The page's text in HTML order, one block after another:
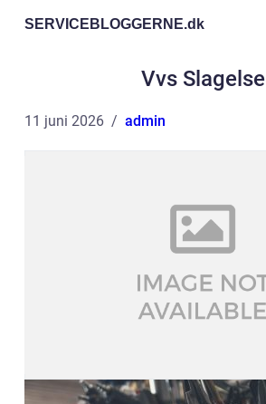
SERVICEBLOGGERNE.dk
Vvs Slagelse
11 juni 2026 admin